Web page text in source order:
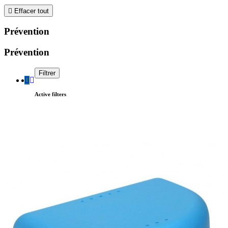
 Effacer tout
Prévention
Prévention
Filtrer
Active filters